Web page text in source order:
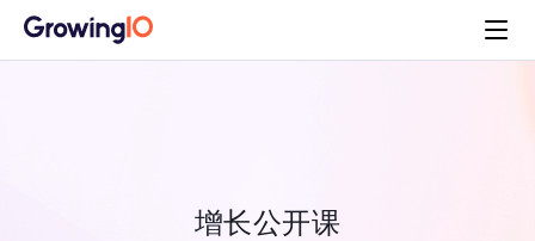
增长公开课